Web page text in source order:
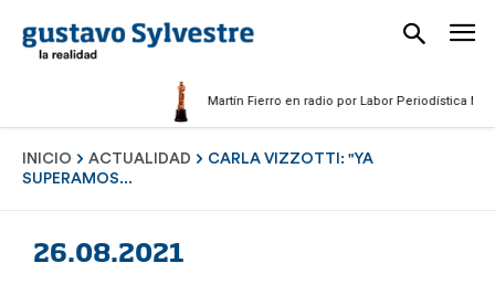
Martín Fierro en radio por Labor Periodística
INICIO ACTUALIDAD
CARLA VIZZOTTI: "YA
SUPERAMOS...
26.08.2021